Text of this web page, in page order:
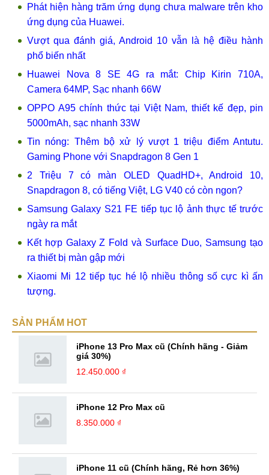
Phát hiện hàng trăm ứng dụng chưa malware trên kho
ứng dụng của Huawei.
Vượt qua đánh giá, Android 10 vẫn là hệ điều hành
phổ biến nhất
Huawei Nova 8 SE 4G ra mắt: Chip Kirin 710A,
Camera 64MP, Sạc nhanh 66W
OPPO A95 chính thức tại Việt Nam, thiết kế đẹp, pin
5000mAh, sạc nhanh 33W
Tin nóng: Thêm bộ xử lý vượt 1 triệu điểm Antutu.
Gaming Phone với Snapdragon 8 Gen 1
2 Triệu 7 có màn OLED QuadHD+, Android 10,
Snapdragon 8, có tiếng Việt, LG V40 có còn ngon?
Samsung Galaxy S21 FE tiếp tục lộ ảnh thực tế trước
ngày ra mắt
Kết hợp Galaxy Z Fold và Surface Duo, Samsung tạo
ra thiết bị màn gập mới
Xiaomi Mi 12 tiếp tục hé lộ nhiều thông số cực kì ấn
tượng.
SẢN PHẨM HOT
iPhone 13 Pro Max cũ (Chính hãng - Giảm
giá 30%)
12.450.000 ₫
iPhone 12 Pro Max cũ
8.350.000 ₫
iPhone 11 cũ (Chính hãng, Rẻ hơn 36%)